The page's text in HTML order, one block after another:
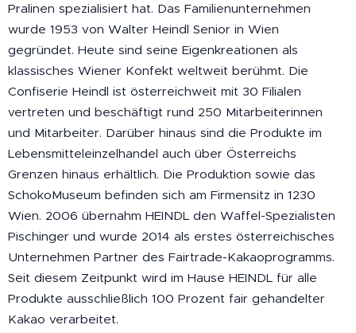
Pralinen spezialisiert hat. Das Familienunternehmen
wurde 1953 von Walter Heindl Senior in Wien
gegründet. Heute sind seine Eigenkreationen als
klassisches Wiener Konfekt weltweit berühmt. Die
Confiserie Heindl ist österreichweit mit 30 Filialen
vertreten und beschäftigt rund 250 Mitarbeiterinnen
und Mitarbeiter. Darüber hinaus sind die Produkte im
Lebensmitteleinzelhandel auch über Österreichs
Grenzen hinaus erhältlich. Die Produktion sowie das
SchokoMuseum befinden sich am Firmensitz in 1230
Wien. 2006 übernahm HEINDL den Waffel-Spezialisten
Pischinger und wurde 2014 als erstes österreichisches
Unternehmen Partner des Fairtrade-Kakaoprogramms.
Seit diesem Zeitpunkt wird im Hause HEINDL für alle
Produkte ausschließlich 100 Prozent fair gehandelter
Kakao verarbeitet.